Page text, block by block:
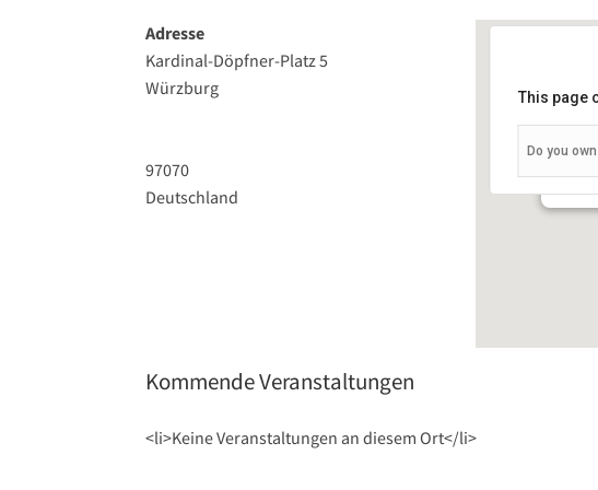
This page
Do you
Adresse
Kardinal-Döpfner-Platz 5
Würzburg
97070
Deutschland
Kommende Veranstaltungen
<li>Keine Veranstaltungen an diesem Ort</li>